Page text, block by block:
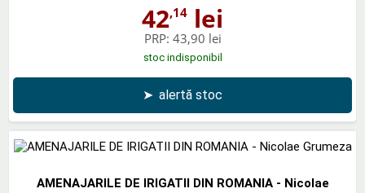
42,14 lei
PRP: 43,90 lei
stoc indisponibil
➤ alertă stoc
AMENAJARILE DE IRIGATII DIN ROMANIA - Nicolae